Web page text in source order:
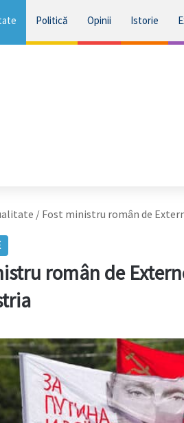
Politică Opinii Istorie
/ Fost ministru român de
român de